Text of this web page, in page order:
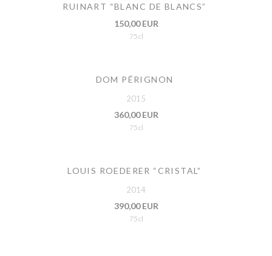
RUINART “BLANC DE BLANCS”
150,00 EUR
75cl
DOM PÉRIGNON
2015
360,00 EUR
75cl
LOUIS ROEDERER “CRISTAL”
2014
390,00 EUR
75cl